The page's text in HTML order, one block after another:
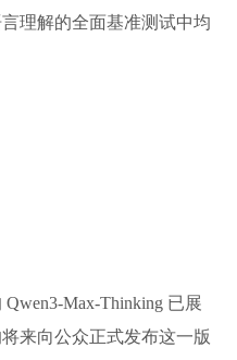
理解的全面基准测试中均
Max-Thinking 已展
来向公众正式发布这一版